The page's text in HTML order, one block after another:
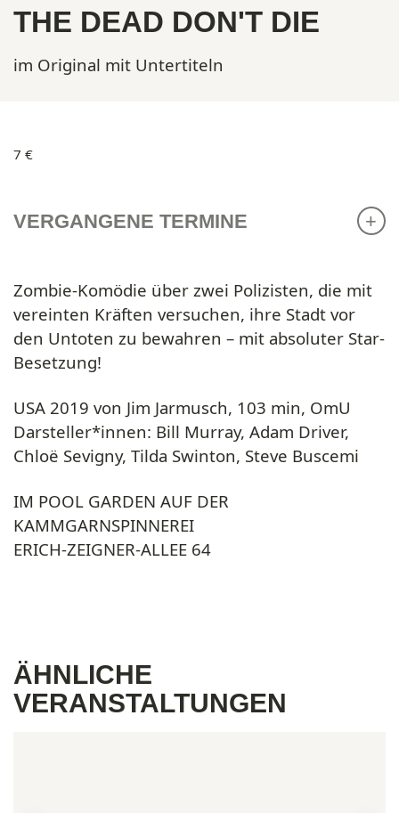
THE DEAD DON'T DIE
im Original mit Untertiteln
Zombie-Komödie über zwei Polizisten, die mit
vereinten Kräften versuchen, ihre Stadt vor
den Untoten zu bewahren – mit absoluter Star-
Besetzung!
USA 2019 von Jim Jarmusch, 103 min, OmU
Darsteller*innen: Bill Murray, Adam Driver,
Chloë Sevigny, Tilda Swinton, Steve Buscemi
IM POOL GARDEN AUF DER
KAMMGARNSPINNEREI
ERICH-ZEIGNER-ALLEE 64
7 €
VERGANGENE TERMINE
ÄHNLICHE
VERANSTALTUNGEN